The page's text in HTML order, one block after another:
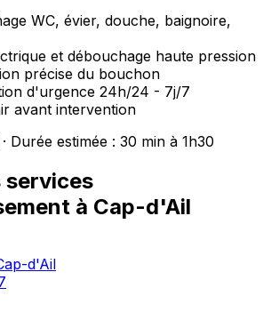
WC, évier, douche, baignoire,
et débouchage haute pression
précise du bouchon
d'urgence 24h/24 - 7j/7
avant intervention
Durée estimée : 30 min à 1h30
services
à Cap-d'Ail
d'Ail